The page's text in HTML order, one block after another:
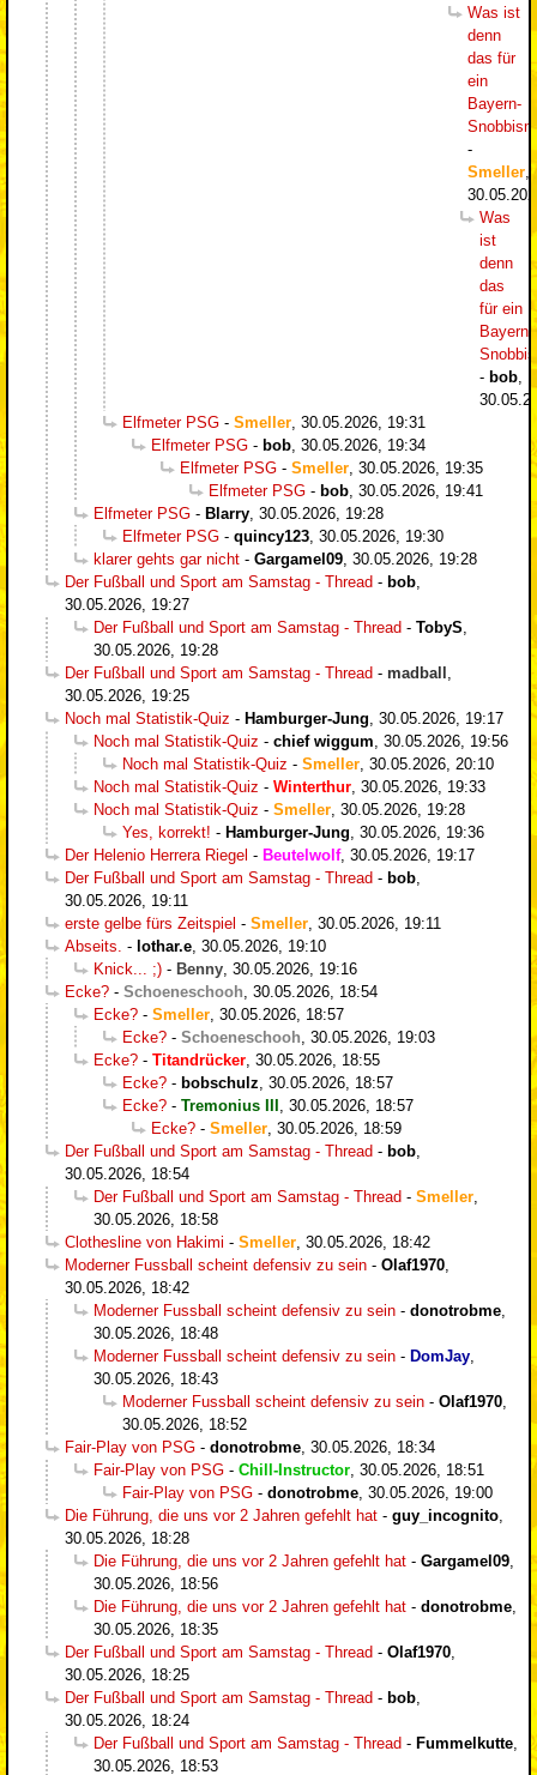
Was ist
denn
das für
ein
Bayern-
-
Smeller
Was
ist
denn
das
für ein
Bayern-
- bob
Elfmeter PSG - Smeller 30.05.2026, 19:31
Elfmeter PSG - bob 30.05.2026, 19:34
Elfmeter PSG - Smeller 30.05.2026, 19:35
Elfmeter PSG - bob 30.05.2026, 19:41
Elfmeter PSG - Blarry 30.05.2026, 19:28
Elfmeter PSG - quincy123 30.05.2026, 19:30
klarer gehts gar nicht - Gargamel09 30.05.2026, 19:28
Der Fußball und Sport am Samstag - Thread - bob
30.05.2026, 19:27
Der Fußball und Sport am Samstag - Thread - TobyS
30.05.2026, 19:28
Der Fußball und Sport am Samstag - Thread - madball
30.05.2026, 19:25
Noch mal Statistik-Quiz - Hamburger-Jung 30.05.2026, 19:17
Noch mal Statistik-Quiz - chief wiggum 30.05.2026, 19:56
Noch mal Statistik-Quiz - Smeller 30.05.2026, 20:10
Noch mal Statistik-Quiz - Winterthur 30.05.2026, 19:33
Noch mal Statistik-Quiz - Smeller 30.05.2026, 19:28
Yes, korrekt! - Hamburger-Jung 30.05.2026, 19:36
Der Helenio Herrera Riegel - Beutelwolf, 30.05.2026, 19:17
Der Fußball und Sport am Samstag - Thread - bob
30.05.2026, 19:11
erste gelbe fürs Zeitspiel - Smeller 30.05.2026, 19:11
Abseits. - lothar.e 30.05.2026, 19:10
Knick... ;) - Benny 30.05.2026, 19:16
Ecke? - Schoeneschooh 30.05.2026, 18:54
Ecke? - Smeller 30.05.2026, 18:57
Ecke? - Schoeneschooh 30.05.2026, 19:03
Ecke? - Titandrücker 30.05.2026, 18:55
Ecke? - bobschulz 30.05.2026, 18:57
Ecke? - Tremonius III
30.05.2026, 18:57
Ecke? - Smeller 30.05.2026, 18:59
Der Fußball und Sport am Samstag - Thread - bob
30.05.2026, 18:54
Der Fußball und Sport am Samstag - Thread - Smeller
30.05.2026, 18:58
Clothesline von Hakimi - Smeller 30.05.2026, 18:42
Moderner Fussball scheint defensiv zu sein - Olaf1970
30.05.2026, 18:42
Moderner Fussball scheint defensiv zu sein - donotrobme
30.05.2026, 18:48
Moderner Fussball scheint defensiv zu sein - DomJay
30.05.2026, 18:43
Moderner Fussball scheint defensiv zu sein - Olaf1970
30.05.2026, 18:52
Fair-Play von PSG - donotrobme 30.05.2026, 18:34
Fair-Play von PSG - Chill-Instructor 30.05.2026, 18:51
Fair-Play von PSG - donotrobme 30.05.2026, 19:00
Die Führung, die uns vor 2 Jahren gefehlt hat - guy_incognito
30.05.2026, 18:28
Die Führung, die uns vor 2 Jahren gefehlt hat - Gargamel09
30.05.2026, 18:56
Die Führung, die uns vor 2 Jahren gefehlt hat - donotrobme
30.05.2026, 18:35
Der Fußball und Sport am Samstag - Thread - Olaf1970
30.05.2026, 18:25
Der Fußball und Sport am Samstag - Thread - bob
30.05.2026, 18:24
Der Fußball und Sport am Samstag - Thread - Fummelkutte
30.05.2026, 18:53